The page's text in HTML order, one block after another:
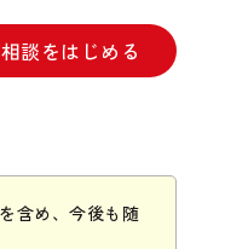
相談をはじめる
含め、今後も随